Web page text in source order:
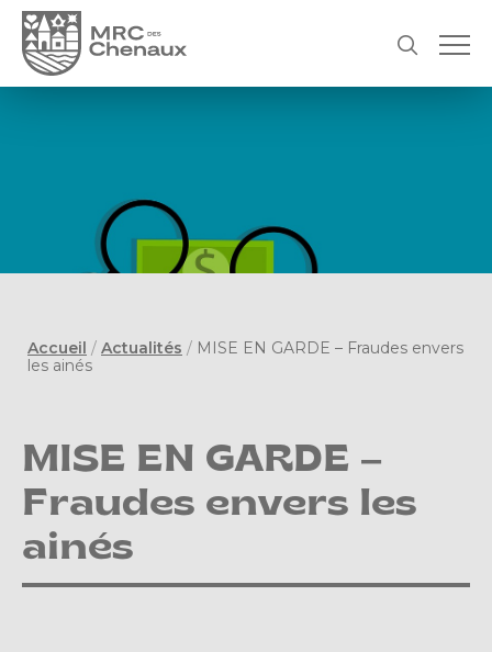
Accueil / Actualités / MISE EN GARDE – Fraudes envers
les ainés
MISE EN GARDE –
Fraudes envers les
ainés